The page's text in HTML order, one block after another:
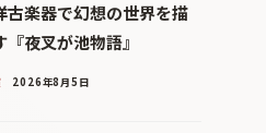
楽器で幻想の世界を描
『夜叉が池物語』
2026年8月5日